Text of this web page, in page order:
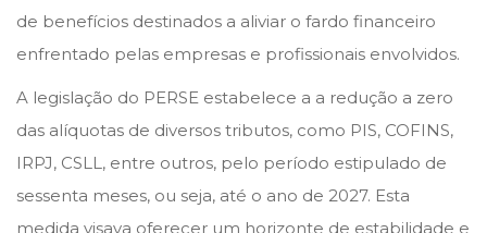
de benefícios destinados a aliviar o fardo financeiro
enfrentado pelas empresas e profissionais envolvidos.
A legislação do PERSE estabelece a a redução a zero
das alíquotas de diversos tributos, como PIS, COFINS,
IRPJ, CSLL, entre outros, pelo período estipulado de
sessenta meses, ou seja, até o ano de 2027. Esta
medida visava oferecer um horizonte de estabilidade e